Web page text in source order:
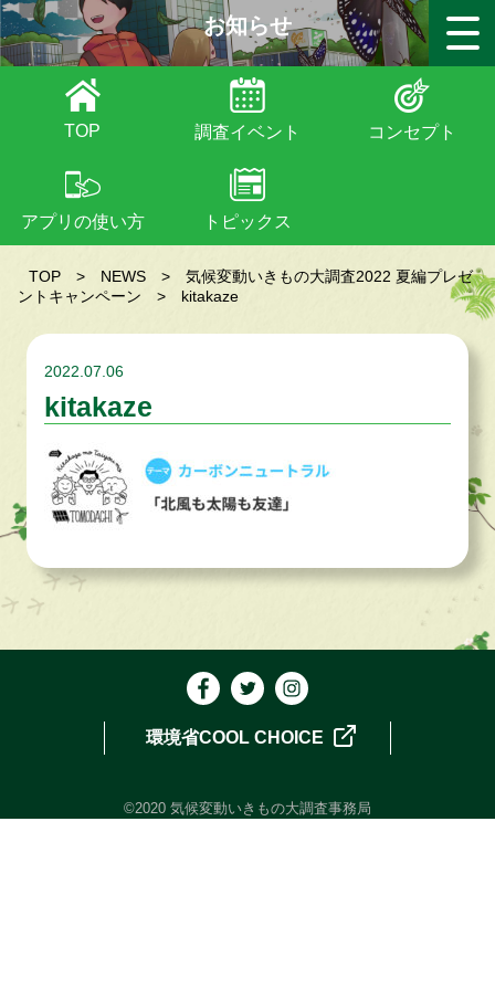
お知らせ
TOP 調査イベント コンセプト
アプリの使い方 トピックス
TOP > NEWS >
気候変動いきもの大調査2022 夏編プレゼ
ントキャンペーン
> kitakaze
2022.07.06
kitakaze
環境省COOL CHOICE
©2020 気候変動いきもの大調査事務局